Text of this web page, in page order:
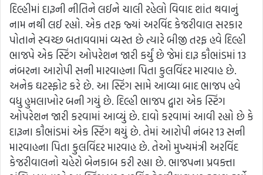
દિલ્હીમાં દારૂની નીતિને લઈને ચાલી રહેલો વિવાદ શાંત થવાનું
નામ નથી લઈ રહ્યો. એક તરફ જ્યાં અરવિંદ કેજરીવાલ સરકાર
પોતાને સ્વચ્છ બતાવવામાં વ્યસ્ત છે ત્યારે બીજી તરફ હવે દિલ્હી
ભાજપે એક સ્ટિંગ ઓપરેશન જારી કર્યું છે જેમાં દારૂ કૌભાંડમાં 13
નંબરના આરોપી સની મારવાહના પિતા કુલવિંદર મારવાહ છે.
અનેક ઘટસ્ફોટ કરે છે. આ સ્ટિંગ સામે આવ્યા બાદ ભાજપ હવે
વધુ હુમલાખોર બની ગયું છે. દિલ્હી ભાજપ દ્વારા એક સ્ટિંગ
ઓપરેશન જારી કરવામાં આવ્યું છે. દાવો કરવામાં આવી રહ્યો છે કે
દારૂના કૌભાંડમાં એક સ્ટિંગ થયું છે. તેમાં આરોપી નંબર 13 સની
મારવાહના પિતા કુલવિંદર મારવાહ છે. તેઓ મુખ્યમંત્રી અરવિંદ
કેજરીવાલનો ચહેરો બેનકાબ કરી રહ્યા છે. ભાજપના પ્રવક્તા